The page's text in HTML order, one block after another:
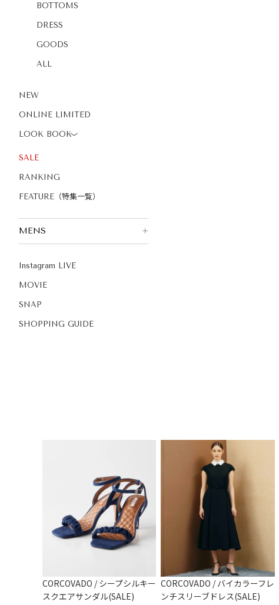
BOTTOMS
DRESS
GOODS
ALL
NEW
ONLINE LIMITED
LOOK BOOK〉
SALE
RANKING
FEATURE（特集一覧）
MENS
Instagram LIVE
MOVIE
SNAP
SHOPPING GUIDE
CORCOVADO / シープシルキー
スクエアサンダル(SALE)
CORCOVADO / バイカラーフレ
ンチスリーブドレス(SALE)